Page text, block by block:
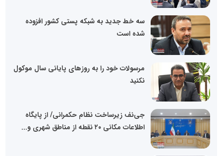
سه خط جدید به شبکه پستی کشور افزوده
شده است
مرسولات خود را به روز‌های پایانی سال موکول
نکنید
جی‌نف زیرساخت نظام حکمرانی/ از پایگاه
اطلاعات مکانی ۲٠ نقطه از مناطق شهری و...